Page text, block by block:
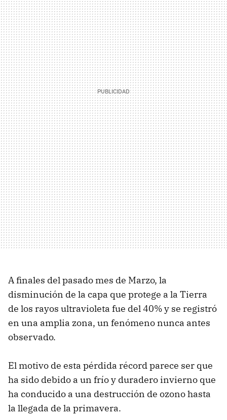
A finales del pasado mes de Marzo, la
disminución de la capa que protege a la Tierra
de los rayos ultravioleta fue del 40% y se registró
en una amplia zona, un fenómeno nunca antes
observado.
El motivo de esta pérdida récord parece ser que
ha sido debido a un frío y duradero invierno que
ha conducido a una destrucción de ozono hasta
la llegada de la primavera.